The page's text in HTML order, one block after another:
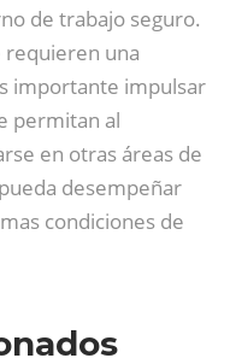
de trabajo seguro.
requieren una
importante impulsar
permitan al
en otras áreas de
desempeñar
condiciones de